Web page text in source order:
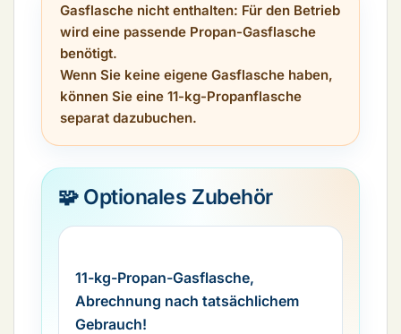
Gasflasche nicht enthalten: Für den Betrieb
wird eine passende Propan-Gasflasche
benötigt.
Wenn Sie keine eigene Gasflasche haben,
können Sie eine 11-kg-Propanflasche
separat dazubuchen.
🧩 Optionales Zubehör
11-kg-Propan-Gasflasche,
Abrechnung nach tatsächlichem
Gebrauch!